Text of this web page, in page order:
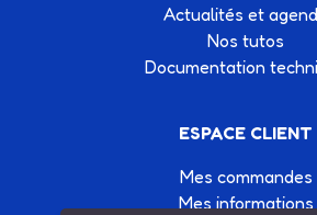
Actualités et
Nos tutos
Documentation
ESPACE CLIENT
Mes commandes
Mes informations